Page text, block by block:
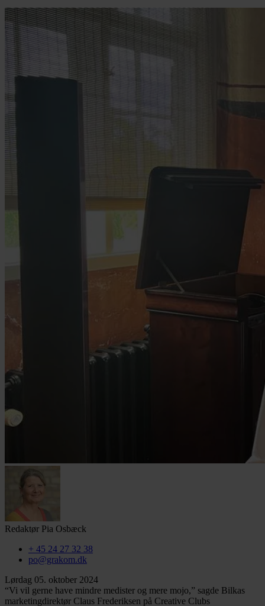
Redaktør Pia Osbæck
+ 45 24 27 32 38
po@grakom.dk
Lørdag 05. oktober 2024
“Vi vil gerne have mindre medister og mere mojo,” sagde Bilkas
marketingdirektør Claus Frederiksen på Creative Clubs